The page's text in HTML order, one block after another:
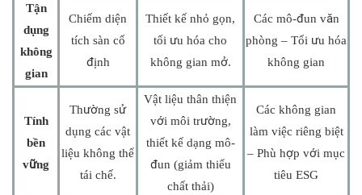
Tận
dụng
không
gian
Chiếm diện
tích sàn cố
định
Thiết kế nhỏ gọn,
tối ưu hóa cho
không gian mở.
Các mô-đun văn
phòng – Tối ưu hóa
không gian
Tính
bền
vững
Thường sử
dụng các vật
liệu không thể
tái chế.
Vật liệu thân thiện
với môi trường,
thiết kế dạng mô-
đun (giảm thiểu
chất thải)
Các không gian
làm việc riêng biệt
– Phù hợp với mục
tiêu ESG